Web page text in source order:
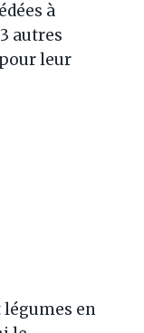
à
autres
leur
légumes en